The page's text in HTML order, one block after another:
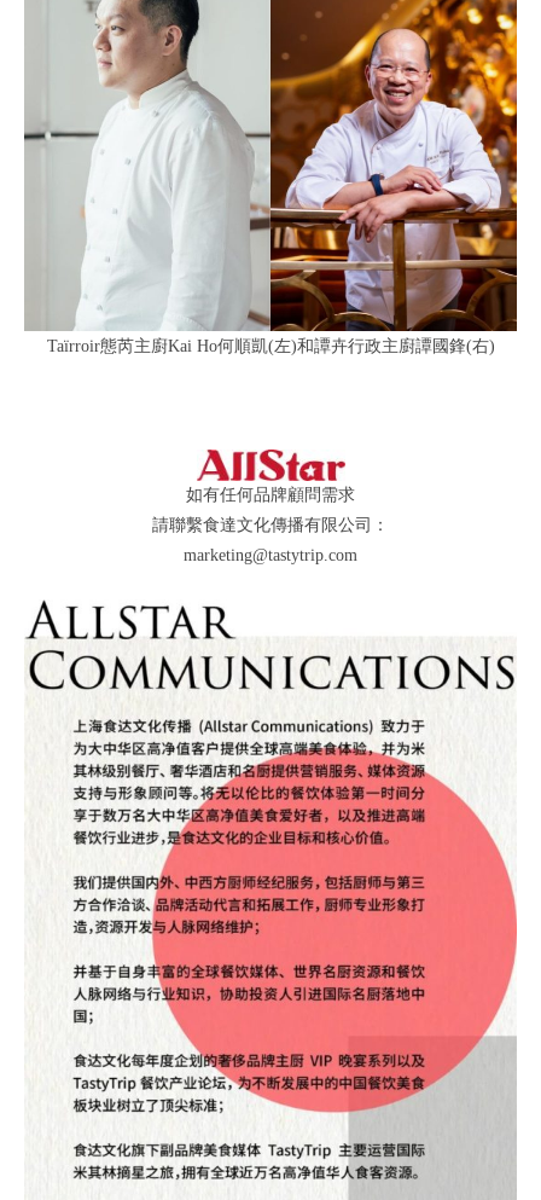
Taïrroir態芮主廚Kai Ho何順凱(左)和譚卉行政主廚譚國鋒(右)
如有任何品牌顧問需求
請聯繫食達文化傳播有限公司：
marketing@tastytrip.com